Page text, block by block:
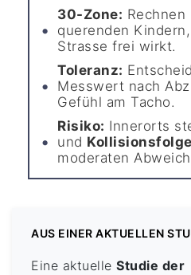
30-Zone:
querenden
Strasse frei wirkt.
Toleranz:
Messwert nach
Gefühl am Tacho.
Risiko: Innerorts
und
moderaten
AUS EINER AKTUELLEN
Eine aktuelleStudie der